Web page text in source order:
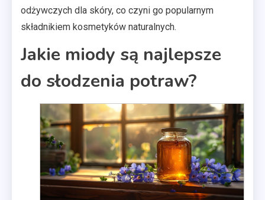
odżywczych dla skóry, co czyni go popularnym
składnikiem kosmetyków naturalnych.
Jakie miody są najlepsze
do słodzenia potraw?